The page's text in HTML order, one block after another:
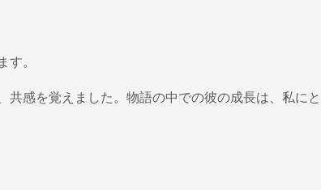
す。
感を覚えました。物語の中での彼の成長は、私にと